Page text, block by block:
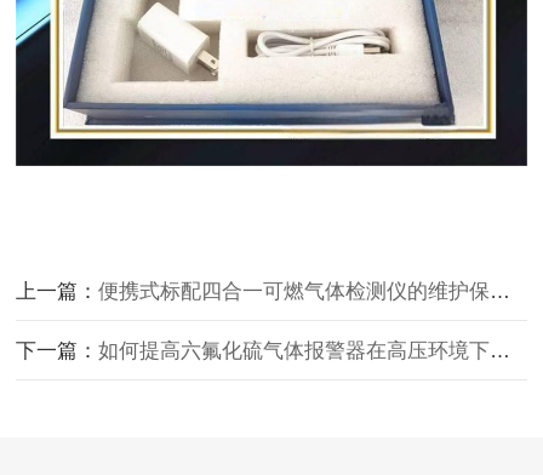
上一篇：便携式标配四合一可燃气体检测仪的维护保养要点
下一篇：如何提高六氟化硫气体报警器在高压环境下的检测精度？